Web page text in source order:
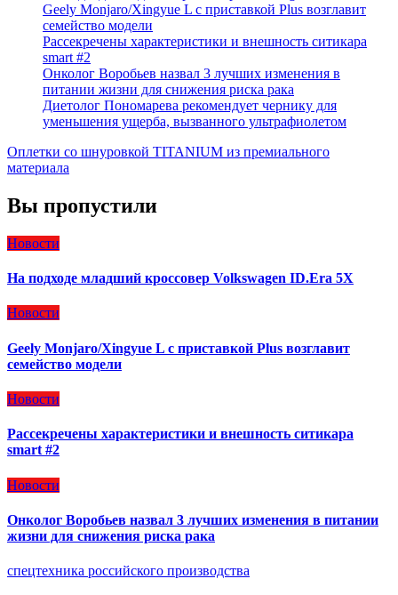
Geely Monjaro/Xingyue L с приставкой Plus возглавит
семейство модели
Рассекречены характеристики и внешность ситикара
smart #2
Онколог Воробьев назвал 3 лучших изменения в
питании жизни для снижения риска рака
Диетолог Пономарева рекомендует чернику для
уменьшения ущерба, вызванного ультрафиолетом
Оплетки со шнуровкой TITANIUM из премиального
материала
Вы пропустили
Новости
На подходе младший кроссовер Volkswagen ID.Era 5X
Новости
Geely Monjaro/Xingyue L с приставкой Plus возглавит
семейство модели
Новости
Рассекречены характеристики и внешность ситикара
smart #2
Новости
Онколог Воробьев назвал 3 лучших изменения в питании
жизни для снижения риска рака
спецтехника российского производства